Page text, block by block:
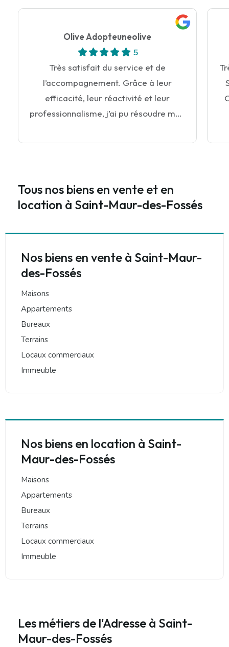
Olive Adopteuneolive
5
Très satisfait du service et de
l’accompagnement. Grâce à leur
efficacité, leur réactivité et leur
professionnalisme, j’ai pu résoudre mon
disponibles, à l’écoute et de bon
hésitation. Merci !
Tous nos biens en vente et en
location à Saint-Maur-des-Fossés
Nos biens en vente à Saint-Maur-
des-Fossés
Maisons
Appartements
Bureaux
Terrains
Locaux commerciaux
Immeuble
Nos biens en location à Saint-
Maur-des-Fossés
Maisons
Appartements
Bureaux
Terrains
Locaux commerciaux
Immeuble
Les métiers de l'Adresse à Saint-
Maur-des-Fossés